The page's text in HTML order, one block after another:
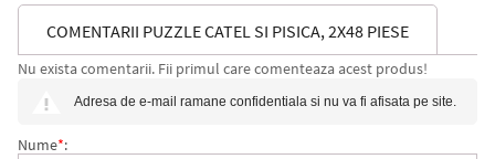
COMENTARII PUZZLE CATEL SI PISICA, 2X48 PIESE
Nu exista comentarii. Fii primul care comenteaza acest produs!
Adresa de e-mail ramane confidentiala si nu va fi afisata pe site.
Nume*: